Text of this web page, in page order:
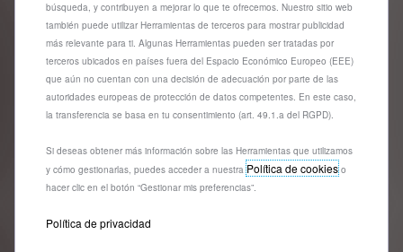
búsqueda, y contribuyen a mejorar lo que te ofrecemos. Nuestro sitio web
también puede utilizar Herramientas de terceros para mostrar publicidad
más relevante para ti. Algunas Herramientas pueden ser tratadas por
terceros ubicados en países fuera del Espacio Económico Europeo (EEE)
que aún no cuentan con una decisión de adecuación por parte de las
autoridades europeas de protección de datos competentes. En este caso,
la transferencia se basa en tu consentimiento (art. 49.1.a del RGPD).
Si deseas obtener más información sobre las Herramientas que utilizamos
y cómo gestionarlas, puedes acceder a nuestraPolítica de cookieso
hacer clic en el botón “Gestionar mis preferencias”.
Política de privacidad